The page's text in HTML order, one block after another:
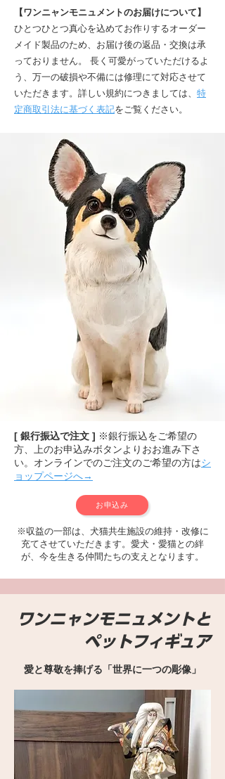
【ワンニャンモニュメントのお届けについて】
ひとつひとつ真心を込めてお作りするオーダー
メイド製品のため、お届け後の返品・交換は承
っておりません。 長く可愛がっていただけるよ
う、万一の破損や不備には修理にて対応させて
いただきます。詳しい規約につきましては、 特
定商取引法に基づく表記をご覧ください。
[ 銀行振込で注文 ] ※銀行振込をご希望の
方、上のお申込みボタンよりおお進み下さ
い。オンラインでのご注文のご希望の方はシ
ョップページへ→
お申込み
※収益の一部は、犬猫共生施設の維持・改修に
充てさせていただきます。愛犬・愛猫との絆
が、今を生きる仲間たちの支えとなります。
ワンニャンモニュメントと
ペットフィギュア
愛と尊敬を捧げる「世界に一つの彫像」